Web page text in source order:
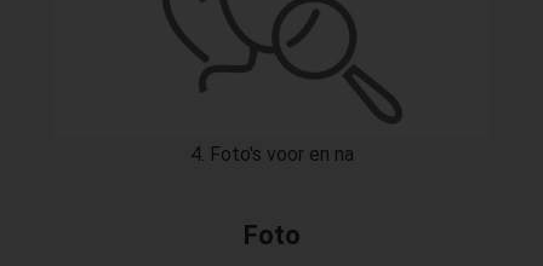
4. Foto's voor en na
Foto